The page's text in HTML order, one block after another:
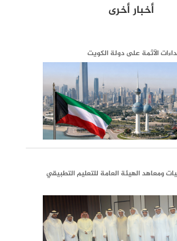
أخبار أخرى
الآثمة على دولة الكويت
ومعاهد الهيئة العامة للتعليم التطبيقي